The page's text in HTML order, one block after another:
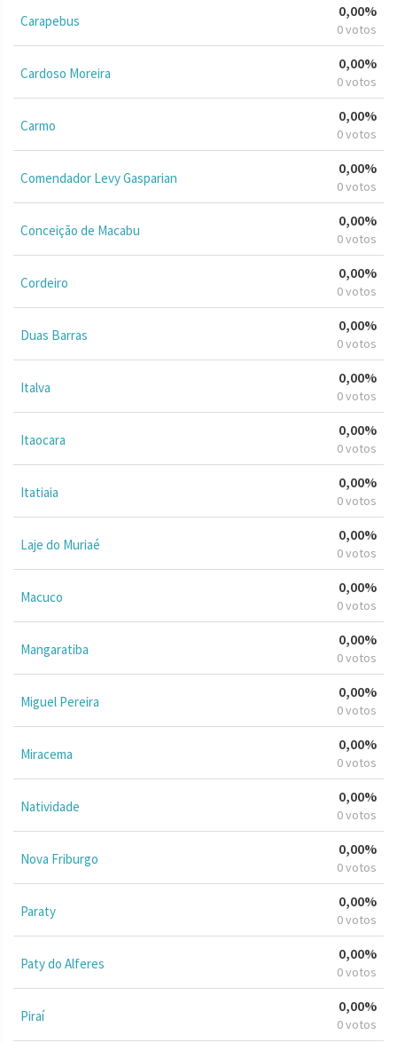
Carapebus
0,00%
0 votos
Cardoso Moreira
0,00%
0 votos
Carmo
0,00%
0 votos
Comendador Levy Gasparian
0,00%
0 votos
Conceição de Macabu
0,00%
0 votos
Cordeiro
0,00%
0 votos
Duas Barras
0,00%
0 votos
Italva
0,00%
0 votos
Itaocara
0,00%
0 votos
Itatiaia
0,00%
0 votos
Laje do Muriaé
0,00%
0 votos
Macuco
0,00%
0 votos
Mangaratiba
0,00%
0 votos
Miguel Pereira
0,00%
0 votos
Miracema
0,00%
0 votos
Natividade
0,00%
0 votos
Nova Friburgo
0,00%
0 votos
Paraty
0,00%
0 votos
Paty do Alferes
0,00%
0 votos
Piraí
0,00%
0 votos